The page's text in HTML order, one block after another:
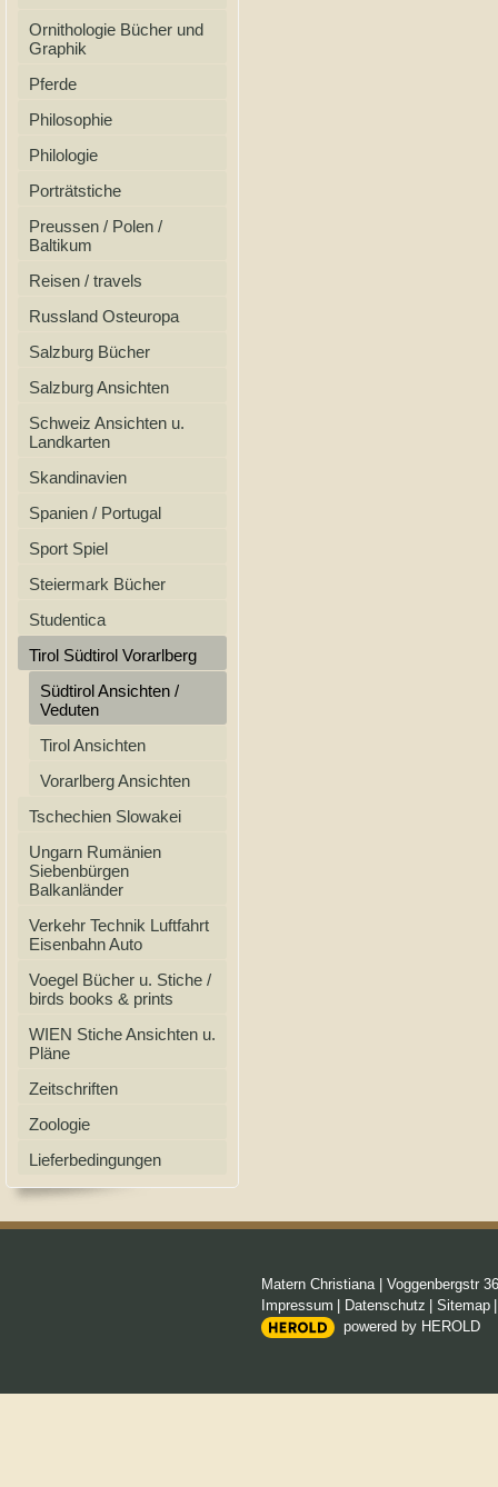
Ornithologie Bücher und
Graphik
Pferde
Philosophie
Philologie
Porträtstiche
Preussen / Polen /
Baltikum
Reisen / travels
Russland Osteuropa
Salzburg Bücher
Salzburg Ansichten
Schweiz Ansichten u.
Landkarten
Skandinavien
Spanien / Portugal
Sport Spiel
Steiermark Bücher
Studentica
Tirol Südtirol Vorarlberg
Südtirol Ansichten /
Veduten
Tirol Ansichten
Vorarlberg Ansichten
Tschechien Slowakei
Ungarn Rumänien
Siebenbürgen
Balkanländer
Verkehr Technik Luftfahrt
Eisenbahn Auto
Voegel Bücher u. Stiche /
birds books & prints
WIEN Stiche Ansichten u.
Pläne
Zeitschriften
Zoologie
Lieferbedingungen
Matern Christiana| Voggenbergstr 36
Impressum
Datenschutz Sitemap
powered by HEROLD